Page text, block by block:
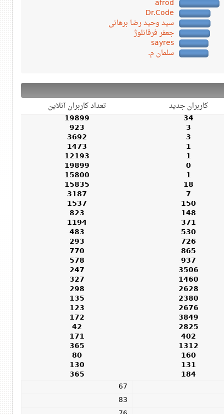
afrod
Dr.Code
سید وحید رضا برهانی
جعفر فرقانلوژ
sayres
سلمان م.
کاربران جدید
تعداد کاربران آنلاین
34
19899
3
923
3
3692
1
1473
1
12193
0
19899
1
15800
18
15835
7
3187
150
1537
148
823
371
1194
530
483
726
293
865
770
937
578
3506
247
1460
327
2628
298
2380
135
2676
123
3849
172
2825
42
402
171
1312
365
160
80
131
130
184
365
67
83